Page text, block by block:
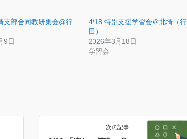
支部合同教研集会@行
9日
4/18 特別支援学習会＠北埼（行
田）
2026年3月18日
学習会
次の記事